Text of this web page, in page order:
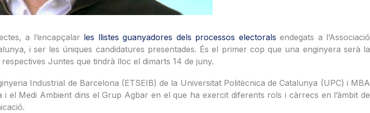
a l’encapçalar les llistes guanyadores dels processos electorals endegats a l’Associació
i ser les úniques candidatures presentades. És el primer cop que una enginyera serà la
Juntes que tindrà lloc el dimarts 14 de juny.
Industrial de Barcelona (ETSEIB) de la Universitat Politècnica de Catalunya (UPC) i MBA
el Medi Ambient dins el Grup Agbar en el que ha exercit diferents rols i càrrecs en l’àmbit de